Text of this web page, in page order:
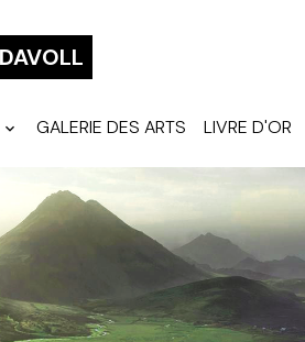
GALERIE DES ARTS LIVRE D'OR